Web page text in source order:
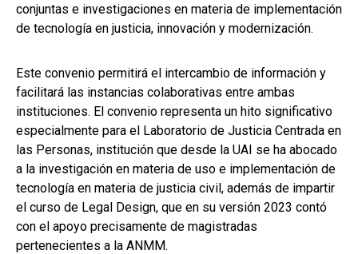
conjuntas e investigaciones en materia de implementación
de tecnología en justicia, innovación y modernización.
Este convenio permitirá el intercambio de información y
facilitará las instancias colaborativas entre ambas
instituciones. El convenio representa un hito significativo
especialmente para el Laboratorio de Justicia Centrada en
las Personas, institución que desde la UAI se ha abocado
a la investigación en materia de uso e implementación de
tecnología en materia de justicia civil, además de impartir
el curso de Legal Design, que en su versión 2023 contó
con el apoyo precisamente de magistradas
pertenecientes a la ANMM.